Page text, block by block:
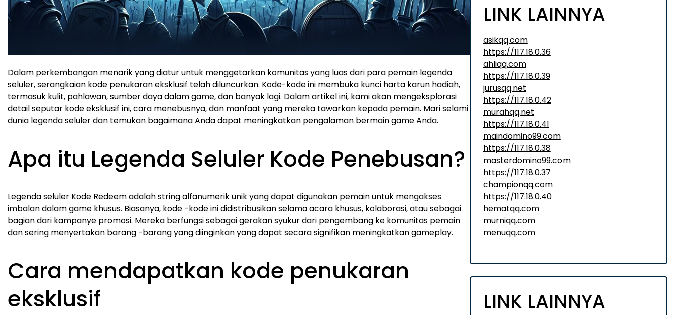
Dalam perkembangan menarik yang diatur untuk menggetarkan komunitas yang luas dari para pemain legenda
seluler, serangkaian kode penukaran eksklusif telah diluncurkan. Kode-kode ini membuka kunci harta karun hadiah,
termasuk kulit, pahlawan, sumber daya dalam game, dan banyak lagi. Dalam artikel ini, kami akan mengeksplorasi
detail seputar kode eksklusif ini, cara menebusnya, dan manfaat yang mereka tawarkan kepada pemain. Mari selami
dunia legenda seluler dan temukan bagaimana Anda dapat meningkatkan pengalaman bermain game Anda.
Apa itu Legenda Seluler Kode Penebusan?
Legenda seluler Kode Redeem adalah string alfanumerik unik yang dapat digunakan pemain untuk mengakses
imbalan dalam game khusus. Biasanya, kode -kode ini didistribusikan selama acara khusus, kolaborasi, atau sebagai
bagian dari kampanye promosi. Mereka berfungsi sebagai gerakan syukur dari pengembang ke komunitas pemain
dan sering menyertakan barang -barang yang diinginkan yang dapat secara signifikan meningkatkan gameplay.
Cara mendapatkan kode penukaran
eksklusif
LINK LAINNYA
asikqq.com
https://117.18.0.36
ahliqq.com
https://117.18.0.39
jurusqq.net
https://117.18.0.42
murahqq.net
https://117.18.0.41
maindomino99.com
https://117.18.0.38
masterdomino99.com
https://117.18.0.37
championqq.com
https://117.18.0.40
hematqq.com
murniqq.com
menuqq.com
LINK LAINNYA